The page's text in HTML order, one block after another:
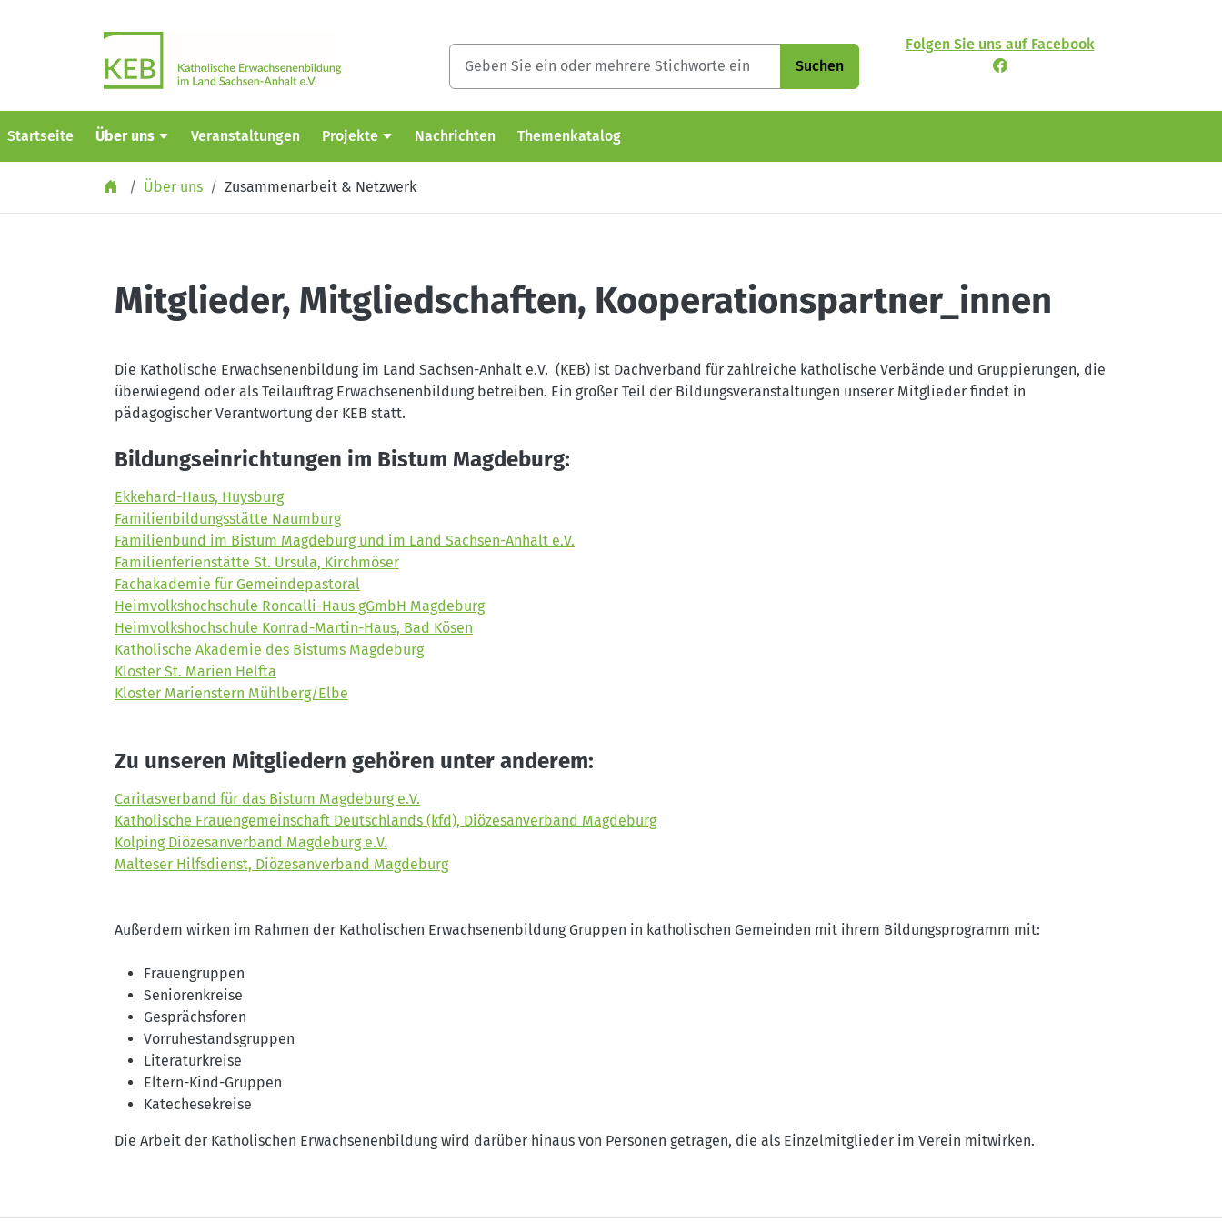
Suchen
Folgen Sie uns auf Facebook
Startseite Über uns Veranstaltungen Projekte Nachrichten Themenkatalog
Über uns Zusammenarbeit & Netzwerk
Mitglieder, Mitgliedschaften, Kooperationspartner_innen
Die Katholische Erwachsenenbildung im Land Sachsen-Anhalt e.V. (KEB) ist Dachverband für zahlreiche katholische Verbände und Gruppierungen, die
überwiegend oder als Teilauftrag Erwachsenenbildung betreiben. Ein großer Teil der Bildungsveranstaltungen unserer Mitglieder findet in
pädagogischer Verantwortung der KEB statt.
Bildungseinrichtungen im Bistum Magdeburg:
Ekkehard-Haus, Huysburg
Familienbildungsstätte Naumburg
Familienbund im Bistum Magdeburg und im Land Sachsen-Anhalt e.V.
Familienferienstätte St. Ursula, Kirchmöser
Fachakademie für Gemeindepastoral
Heimvolkshochschule Roncalli-Haus gGmbH Magdeburg
Heimvolkshochschule Konrad-Martin-Haus, Bad Kösen
Katholische Akademie des Bistums Magdeburg
Kloster St. Marien Helfta
Kloster Marienstern Mühlberg/Elbe
Zu unseren Mitgliedern gehören unter anderem:
Caritasverband für das Bistum Magdeburg e.V.
Katholische Frauengemeinschaft Deutschlands (kfd), Diözesanverband Magdeburg
Kolping Diözesanverband Magdeburg e.V.
Malteser Hilfsdienst, Diözesanverband Magdeburg
Außerdem wirken im Rahmen der Katholischen Erwachsenenbildung Gruppen in katholischen Gemeinden mit ihrem Bildungsprogramm mit:
Frauengruppen
Seniorenkreise
Gesprächsforen
Vorruhestandsgruppen
Literaturkreise
Eltern-Kind-Gruppen
Katechesekreise
Die Arbeit der Katholischen Erwachsenenbildung wird darüber hinaus von Personen getragen, die als Einzelmitglieder im Verein mitwirken.